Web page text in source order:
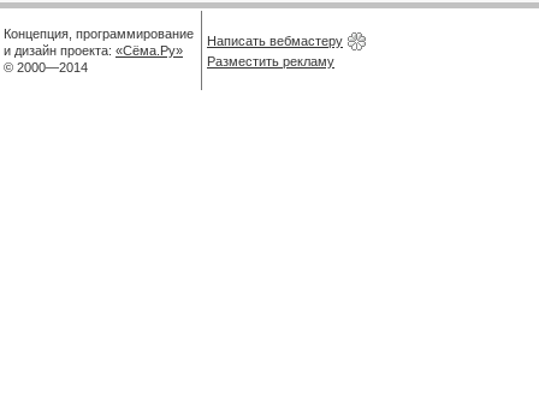
Концепция, программирование
и дизайн проекта: «Сёма.Ру»
© 2000—2014
Написать вебмастеру
Разместить рекламу